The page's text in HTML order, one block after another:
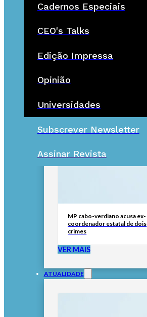
Cadernos Especiais
CEO's Talks
Edição Impressa
Opinião
Universidades
Subscrever Newsletter
Assinar Revista
MP cabo-verdiano acusa ex-
coordenador estatal de dois
crimes
VER MAIS
ATUALIDADE